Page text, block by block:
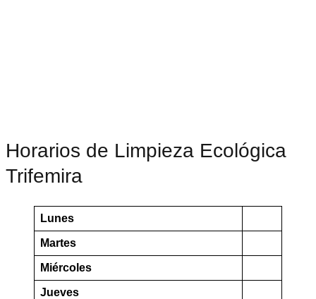
Horarios de Limpieza Ecológica
Trifemira
Lunes
Martes
Miércoles
Jueves